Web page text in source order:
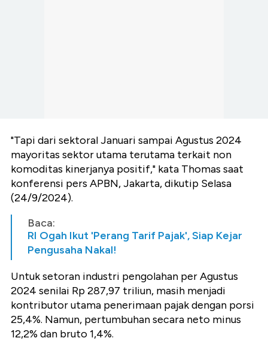
"Tapi dari sektoral Januari sampai Agustus 2024
mayoritas sektor utama terutama terkait non
komoditas kinerjanya positif," kata Thomas saat
konferensi pers APBN, Jakarta, dikutip Selasa
(24/9/2024).
Baca:
RI Ogah Ikut 'Perang Tarif Pajak', Siap Kejar
Pengusaha Nakal!
Untuk setoran industri pengolahan per Agustus
2024 senilai Rp 287,97 triliun, masih menjadi
kontributor utama penerimaan pajak dengan porsi
25,4%. Namun, pertumbuhan secara neto minus
12,2% dan bruto 1,4%.